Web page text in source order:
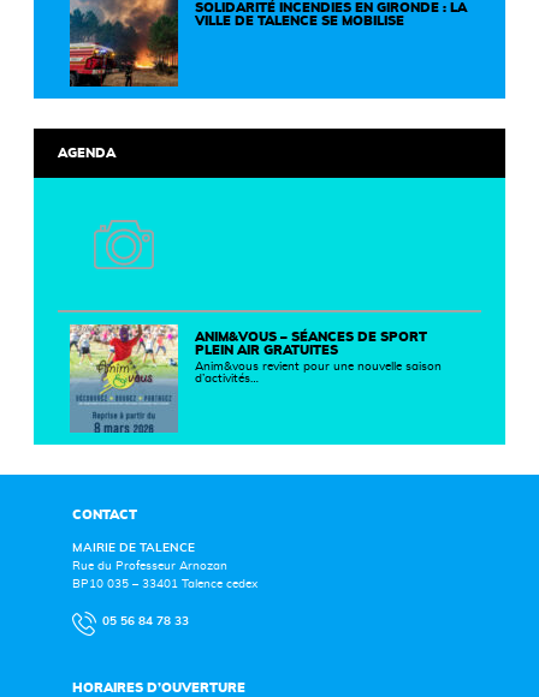
SOLIDARITÉ INCENDIES EN GIRONDE : LA
VILLE DE TALENCE SE MOBILISE
AGENDA
ANIM&VOUS – SÉANCES DE SPORT
PLEIN AIR GRATUITES
Anim&vous revient pour une nouvelle saison
d’activités…
CONTACT
MAIRIE DE TALENCE
Rue du Professeur Arnozan
BP10 035 – 33401 Talence cedex
05 56 84 78 33
HORAIRES D’OUVERTURE